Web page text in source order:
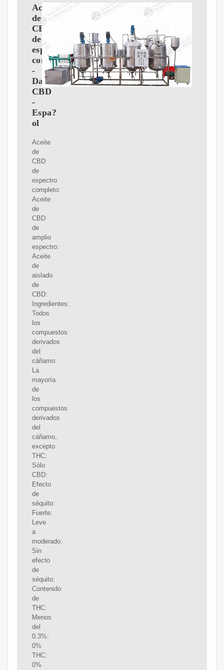
Aceites
de
CBD
de
espectro
completo
-
Daily
CBD
-
Espa?
ol
Aceite
de
CBD
de
espectro
completo:
Aceite
de
CBD
de
amplio
espectro:
Aceite
de
aislado
de
CBD:
Ingredientes:
Todos
los
compuestos
derivados
del
cáñamo:
La
mayoría
de
los
compuestos
derivados
del
cáñamo,
excepto
THC:
Sólo
CBD:
Efecto
de
séquito:
Fuerte:
Leve
a
moderado:
Sin
efecto
de
séquito:
Contenido
de
THC:
Menos
del
0.3%:
0%
THC:
0%